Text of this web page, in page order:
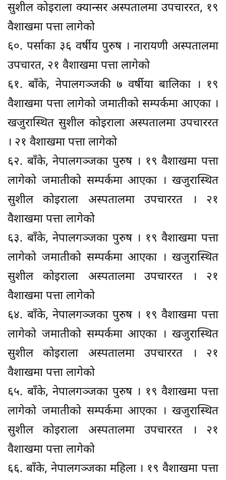
सुशील कोइराला क्यान्सर अस्पतालमा उपचाररत, १९
वैशाखमा पत्ता लागेको
६०. पर्साका ३६ वर्षीय पुरुष । नारायणी अस्पतालमा
उपचारत, २१ वैशाखमा पत्ता लागेको
६१. बाँके, नेपालगञ्जकी ७ वर्षीया बालिका । १९
वैशाखमा पत्ता लागेको जमातीको सम्पर्कमा आएका ।
खजुरास्थित सुशील कोइराला अस्पतालमा उपचाररत
। २१ वैशाखमा पत्ता लागेको
६२. बाँके, नेपालगञ्जका पुरुष । १९ वैशाखमा पत्ता
लागेको जमातीको सम्पर्कमा आएका । खजुरास्थित
सुशील कोइराला अस्पतालमा उपचाररत । २१
वैशाखमा पत्ता लागेको
६३. बाँके, नेपालगञ्जका पुरुष । १९ वैशाखमा पत्ता
लागेको जमातीको सम्पर्कमा आएका । खजुरास्थित
सुशील कोइराला अस्पतालमा उपचाररत । २१
वैशाखमा पत्ता लागेको
६४. बाँके, नेपालगञ्जका पुरुष । १९ वैशाखमा पत्ता
लागेको जमातीको सम्पर्कमा आएका । खजुरास्थित
सुशील कोइराला अस्पतालमा उपचाररत । २१
वैशाखमा पत्ता लागेको
६५. बाँके, नेपालगञ्जका पुरुष । १९ वैशाखमा पत्ता
लागेको जमातीको सम्पर्कमा आएका । खजुरास्थित
सुशील कोइराला अस्पतालमा उपचाररत । २१
वैशाखमा पत्ता लागेको
६६. बाँके, नेपालगञ्जका महिला । १९ वैशाखमा पत्ता